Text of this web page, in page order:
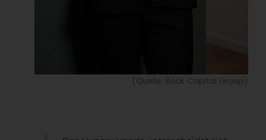
(Quelle: Rock Capital Group)